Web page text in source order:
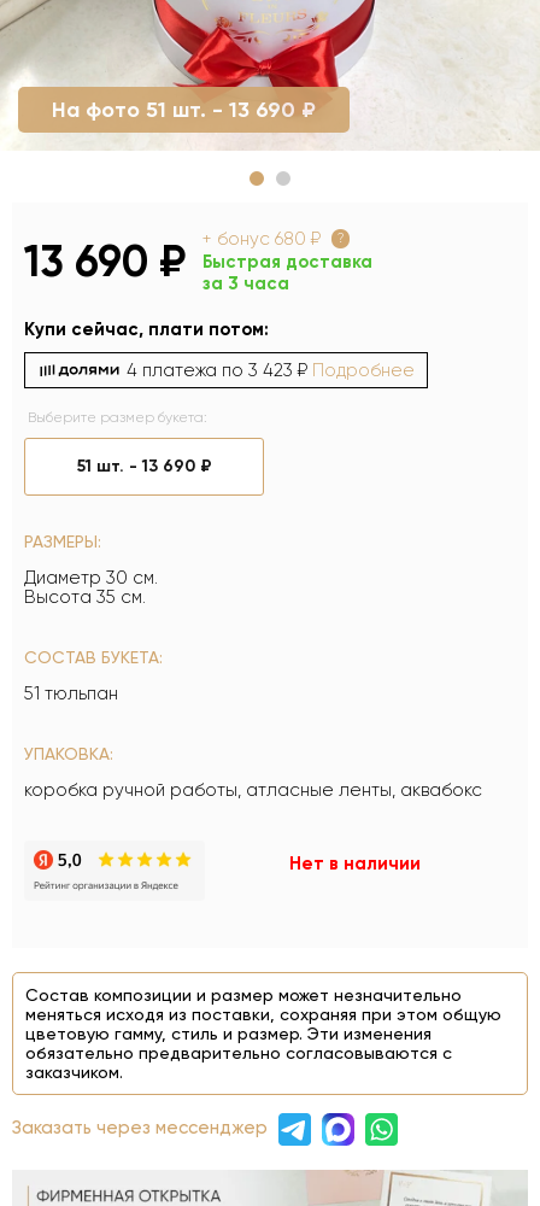
На фото 51 шт. - 13 690 ₽
13 690 ₽ + бонус 680 ₽ ?
Быстрая доставка
за 3 часа
Купи сейчас, плати потом:
4 платежа по 3 423 ₽ Подробнее
Выберите размер букета:
51 шт. -13 690 ₽
РАЗМЕРЫ:
Диаметр 30 см.
Высота 35 см.
СОСТАВ БУКЕТА:
51 тюльпан
УПАКОВКА:
коробка ручной работы, атласные ленты, аквабокс
Нет в наличии
Состав композиции и размер может незначительно
меняться исходя из поставки, сохраняя при этом общую
цветовую гамму, стиль и размер. Эти изменения
обязательно предварительно согласовываются с
заказчиком.
Заказать через мессенджер